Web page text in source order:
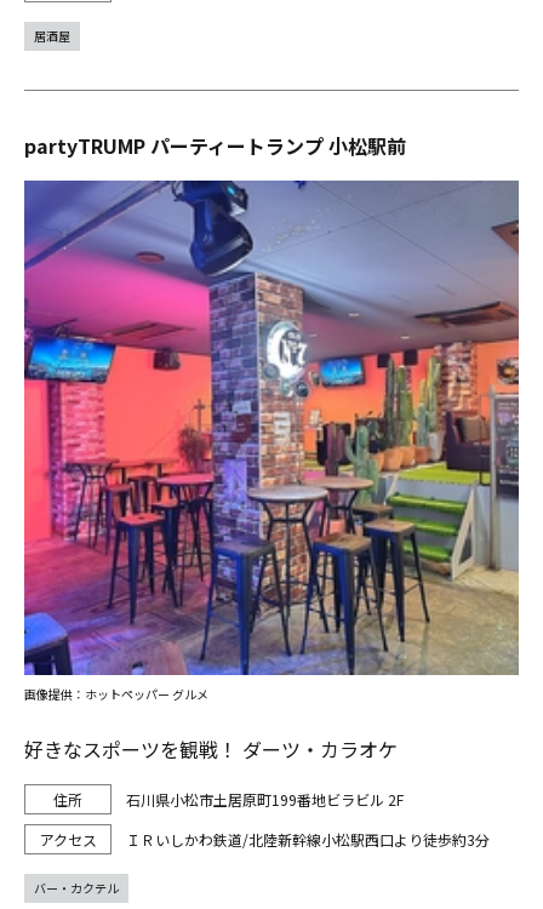
居酒屋
partyTRUMP パーティートランプ 小松駅前
好きなスポーツを観戦！ ダーツ・カラオケ
石川県小松市土居原町199番地ビラビル 2F
ＩＲいしかわ鉄道/北陸新幹線小松駅西口より徒歩約3分
画像提供：ホットペッパー グルメ
バー・カクテル